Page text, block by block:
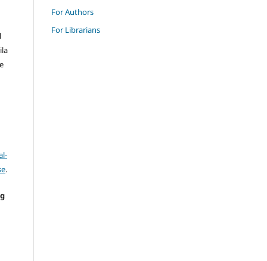
.
For Authors
For Librarians